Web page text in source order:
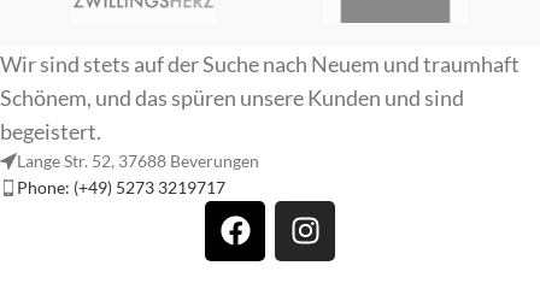
Wir sind stets auf der Suche nach Neuem und traumhaft
Schönem, und das spüren unsere Kunden und sind
begeistert.
Lange Str. 52, 37688 Beverungen
Phone: (+49) 5273 3219717